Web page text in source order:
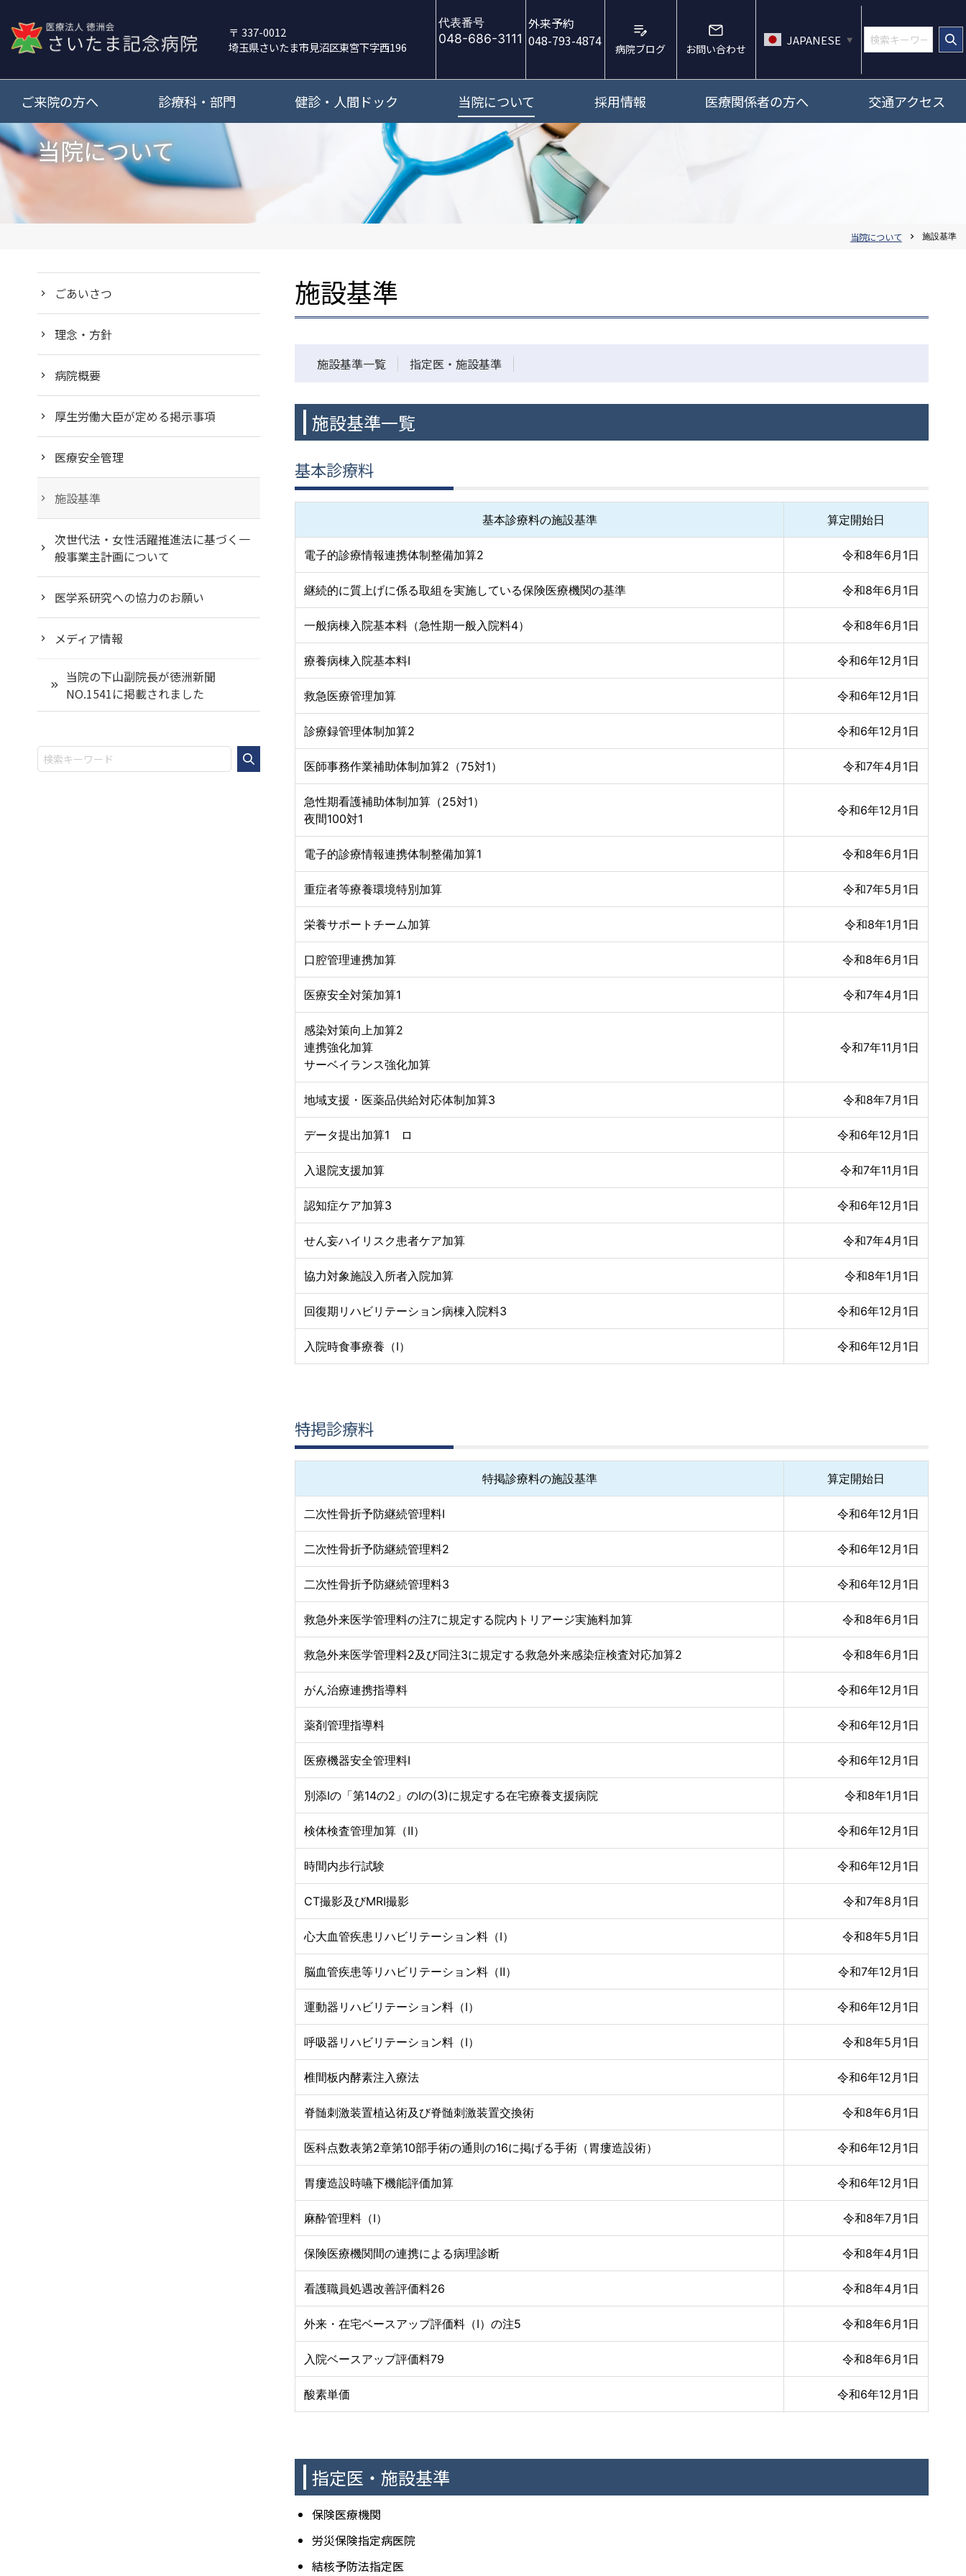
337-0012
埼玉県さいたま市見沼区東宮下字西196
代表番号
048-686-3111
外来予約
048-793-4874
病院ブログ お問い合わせ
JAPANESE ▼
ご来院の方へ 診療科・部門 健診・人間ドック 当院について 採用情報 医療関係者の方へ 交通アクセス
当院について
当院について chevron_right 施設基準
施設基準
施設基準一覧 指定医・施設基準
施設基準一覧
基本診療料
基本診療料の施設基準 算定開始日
電子的診療情報連携体制整備加算2 令和8年6月1日
継続的に質上げに係る取組を実施している保険医療機関の基準 令和8年6月1日
一般病棟入院基本料（急性期一般入院料4） 令和8年6月1日
療養病棟入院基本料Ⅰ 令和6年12月1日
救急医療管理加算 令和6年12月1日
診療録管理体制加算2 令和6年12月1日
医師事務作業補助体制加算2（75対1） 令和7年4月1日
急性期看護補助体制加算（25対1）
夜間100対1
令和6年12月1日
電子的診療情報連携体制整備加算1 令和8年6月1日
重症者等療養環境特別加算 令和7年5月1日
栄養サポートチーム加算 令和8年1月1日
口腔管理連携加算 令和8年6月1日
医療安全対策加算1 令和7年4月1日
感染対策向上加算2
連携強化加算
サーベイランス強化加算
令和7年11月1日
地域支援・医薬品供給対応体制加算3 令和8年7月1日
データ提出加算1 ロ 令和6年12月1日
入退院支援加算 令和7年11月1日
認知症ケア加算3 令和6年12月1日
せん妄ハイリスク患者ケア加算 令和7年4月1日
協力対象施設入所者入院加算 令和8年1月1日
回復期リハビリテーション病棟入院料3 令和6年12月1日
入院時食事療養（Ⅰ） 令和6年12月1日
特掲診療料
特掲診療料の施設基準 算定開始日
二次性骨折予防継続管理料Ⅰ 令和6年12月1日
二次性骨折予防継続管理料2 令和6年12月1日
二次性骨折予防継続管理料3 令和6年12月1日
救急外来医学管理料の注7に規定する院内トリアージ実施料加算 令和8年6月1日
救急外来医学管理料2及び同注3に規定する救急外来感染症検査対応加算2 令和8年6月1日
がん治療連携指導料 令和6年12月1日
薬剤管理指導料 令和6年12月1日
医療機器安全管理料Ⅰ 令和6年12月1日
別添Ⅰの「第14の2」のⅠの(3)に規定する在宅療養支援病院 令和8年1月1日
検体検査管理加算（Ⅱ） 令和6年12月1日
時間内歩行試験 令和6年12月1日
CT撮影及びMRI撮影 令和7年8月1日
心大血管疾患リハビリテーション料（Ⅰ） 令和8年5月1日
脳血管疾患等リハビリテーション料（Ⅱ） 令和7年12月1日
運動器リハビリテーション料（Ⅰ） 令和6年12月1日
呼吸器リハビリテーション料（Ⅰ） 令和8年5月1日
椎間板内酵素注入療法 令和6年12月1日
脊髄刺激装置植込術及び脊髄刺激装置交換術 令和8年6月1日
医科点数表第2章第10部手術の通則の16に掲げる手術（胃瘻造設術） 令和6年12月1日
胃瘻造設時嚥下機能評価加算 令和6年12月1日
麻酔管理料（Ⅰ） 令和8年7月1日
保険医療機関間の連携による病理診断 令和8年4月1日
看護職員処遇改善評価料26 令和8年4月1日
外来・在宅ベースアップ評価料（Ⅰ）の注5 令和8年6月1日
入院ベースアップ評価料79 令和8年6月1日
酸素単価 令和6年12月1日
指定医・施設基準
保険医療機関
労災保険指定病医院
結核予防法指定医
ごあいさつ
理念・方針
病院概要
厚生労働大臣が定める掲示事項
医療安全管理
施設基準
次世代法・女性活躍推進法に基づく一
般事業主計画について
医学系研究への協力のお願い
メディア情報
当院の下山副院長が徳洲新聞
NO.1541に掲載されました